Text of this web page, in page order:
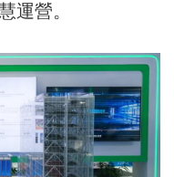
運營。